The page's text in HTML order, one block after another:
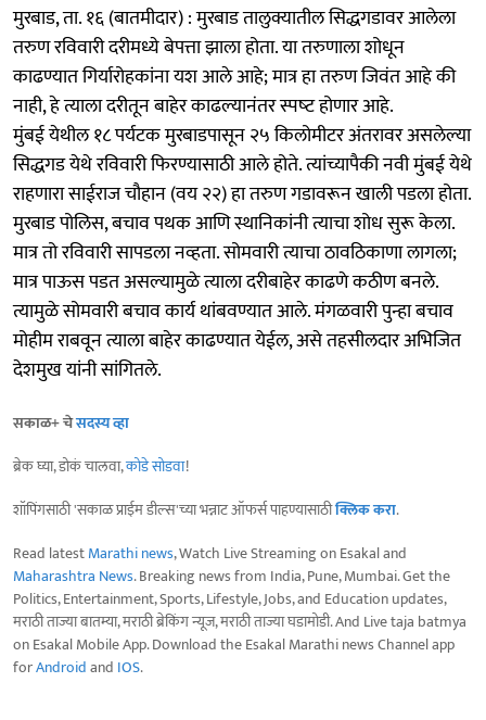
मुरबाड, ता. १६ (बातमीदार) : मुरबाड तालुक्यातील सिद्धगडावर आलेला
तरुण रविवारी दरीमध्ये बेपत्ता झाला होता. या तरुणाला शोधून
काढण्यात गिर्यारोहकांना यश आले आहे; मात्र हा तरुण जिवंत आहे की
नाही, हे त्याला दरीतून बाहेर काढल्यानंतर स्पष्‍ट होणार आहे.
मुंबई येथील १८ पर्यटक मुरबाडपासून २५ किलोमीटर अंतरावर असलेल्या
सिद्धगड येथे रविवारी फिरण्यासाठी आले होते. त्यांच्यापैकी नवी मुंबई येथे
राहणारा साईराज चौहान (वय २२) हा तरुण गडावरून खाली पडला होता.
मुरबाड पोलिस, बचाव पथक आणि स्थानिकांनी त्याचा शोध सुरू केला.
मात्र तो रविवारी सापडला नव्‍हता. सोमवारी त्याचा ठावठिकाणा लागला;
मात्र पाऊस पडत असल्यामुळे त्याला दरीबाहेर काढणे कठीण बनले.
त्यामुळे सोमवारी बचाव कार्य थांबवण्यात आले. मंगळवारी पुन्हा बचाव
मोहीम राबवून त्याला बाहेर काढण्यात येईल, असे तहसीलदार अभिजित
देशमुख यांनी सांगितले.
सकाळ+ चेसदस्य व्हा
ब्रेक घ्या, डोकं चालवा,कोडे सोडवा!
शॉपिंगसाठी 'सकाळ प्राईम डील्स'च्या भन्नाट ऑफर्स पाहण्यासाठीक्लिक करा.
Read latestMarathi news, Watch Live Streaming on Esakal and
Maharashtra News. Breaking news from India, Pune, Mumbai. Get the
Politics, Entertainment, Sports, Lifestyle, Jobs, and Education updates,
मराठी ताज्या बातम्या, मराठी ब्रेकिंग न्यूज, मराठी ताज्या घडामोडी. And Live taja batmya
on Esakal Mobile App. Download the Esakal Marathi news Channel app
forAndroidand IOS.